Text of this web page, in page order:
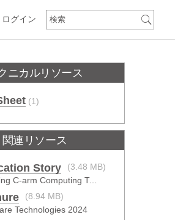
ログイン
ニカルリソース
(1)
関連リソース
Story
(3.48 MB)
Advancing C-arm Computing Technology
(8.94 MB)
Technologies 2024